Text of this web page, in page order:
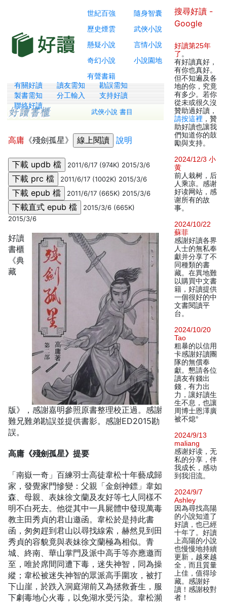
世紀百強
隨身智囊
歷史煙雲
武俠小說
懸疑小說
言情小說
奇幻小說
小說園地
有聲書籍
有關好讀 讀友需知
勘誤需知
製書需知
分工輸入
支持好讀
聯絡好讀
武俠小說 書目
高庸 《殘劍孤星》 說明
2011/6/17 (974K) 2015/3/6
2011/6/17 (1002K) 2015/3/6
2011/6/17 (665K) 2015/3/6
2015/3/6 (665K)
2015/3/6
好讀
書櫃
《典
藏
版》，感謝嘉明參照原書整理校正過。感謝
難兄難弟勘誤並提供書影。感謝ED2015勘
誤。
高庸《殘劍孤星》提要
「南嶽一奇」百練羽士高徒韋松十年藝成歸
家，發覺家門慘變：父親「金劍神鏢」韋如
森、母親、表妹徐文蘭及友好等七人同樣不
明不白死去。他從其中一具屍體中發現萬毒
教主田秀貞的君山邀函。韋松於是持此書
函，匆匆趕到君山以尋找線索，赫然見到田
秀貞的容貌竟與表妹徐文蘭極為相似。青
城、終南、華山掌門及派中高手等亦應邀而
至，唯於席間同遭下毒，迷失神智，同為操
縱；韋松被迷失神智的眾派高手圍攻，被打
下山崖，於跌入洞庭湖前又為拯救蒼生，服
下劇毒地心火毒，以免湖水受污染。韋松瀕
搜尋好讀 -
Google
好讀第25年
了 。
有好讀真好，
有你也真好。
但不知遍及各
地的你，究竟
有多少。若你
從未或很久沒
贊助過好讀，
請按這裡 ，贊
助好讀也讓我
們知道你的鼓
勵與支持。
2024/12/3 小
黄
前人栽树，后
人乘凉。感谢
好读网站，感
谢所有的故
事。
2024/10/22
蘇菲
感謝好讀各界
人士的無私奉
獻并分享了不
同種類的書
藏。在異地難
以購買中文書
籍，好讀提供
一個很好的中
文書閱讀平
台。
2024/10/20
Tao
粗暴的以信用
卡感謝好讀團
隊的無償奉
獻。懇請各位
讀友有錢出
錢，有力出
力，讓好讀生
生不息，也讓
周博士恩澤廣
被不熄°
2024/9/13
maliang
感谢好读，无
私的分享，伴
我成长，感动
到我泪流。
2024/9/7
Ashley
因為尋找高陽
的小說知道了
好讀，也已經
十年了。好讀
上高陽的小說
也慢慢地持續
更新，越來越
全，而且質量
上佳，值得珍
藏。感謝好
讀！感謝校對
者！